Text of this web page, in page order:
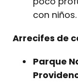
con niños.
Arrecifes de
Parque